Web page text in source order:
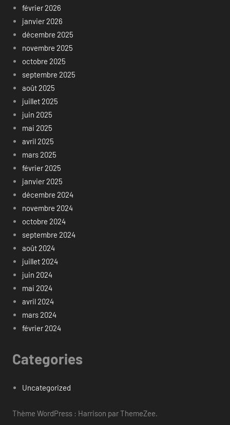
février 2026
janvier 2026
décembre 2025
novembre 2025
octobre 2025
septembre 2025
août 2025
juillet 2025
juin 2025
mai 2025
avril 2025
mars 2025
février 2025
janvier 2025
décembre 2024
novembre 2024
octobre 2024
septembre 2024
août 2024
juillet 2024
juin 2024
mai 2024
avril 2024
mars 2024
février 2024
Categories
Uncategorized
Thème WordPress : Harrison par ThemeZee.